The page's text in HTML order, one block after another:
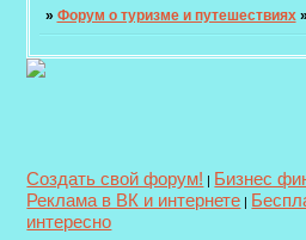
» Форум о туризме и путешествиях »
Создать свой форум! | Бизнес
Реклама в ВК и интернете |
интересно